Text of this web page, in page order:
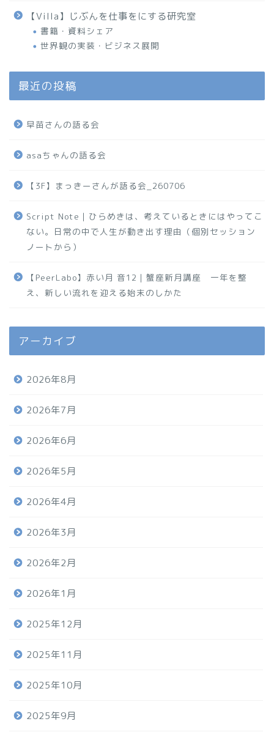
【Villa】じぶんを仕事をにする研究室
書籍・資料シェア
世界観の実装・ビジネス展開
最近の投稿
早苗さんの語る会
asaちゃんの語る会
【3F】まっきーさんが語る会_260706
Script Note｜ひらめきは、考えているときにはやってこ
ない。日常の中で人生が動き出す理由（個別セッション
ノートから）
【PeerLabo】赤い月 音12｜蟹座新月講座 一年を整
え、新しい流れを迎える始末のしかた
アーカイブ
2026年8月
2026年7月
2026年6月
2026年5月
2026年4月
2026年3月
2026年2月
2026年1月
2025年12月
2025年11月
2025年10月
2025年9月